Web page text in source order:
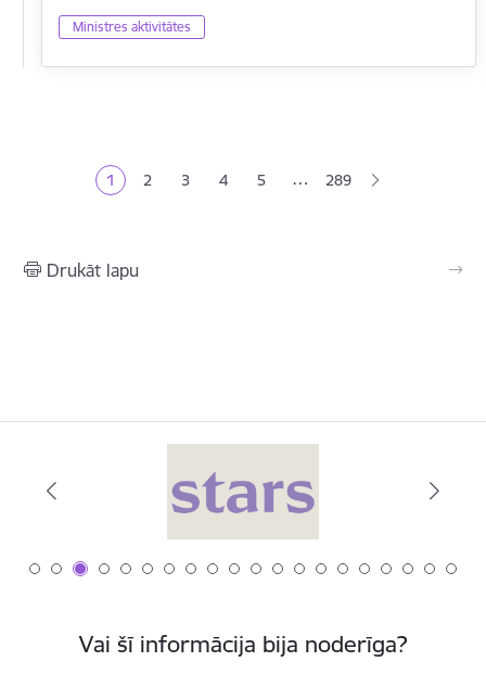
Ministres aktivitātes
Pašreizējā lapa
1 Lapa
2 Lapa
3 Lapa
4 Lapa
5 … 289
Drukāt lapu
Vai šī informācija bija noderīga?